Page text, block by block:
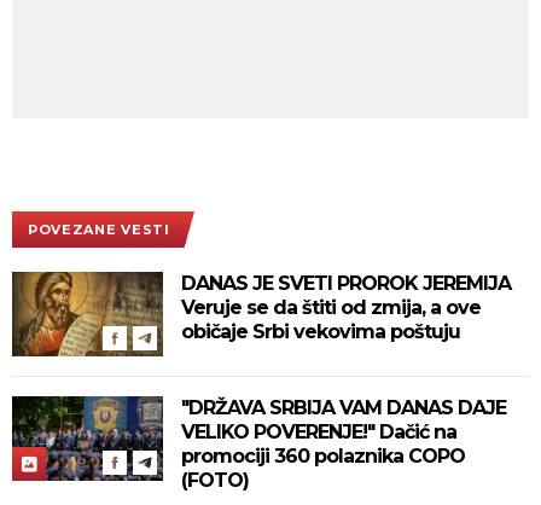
POVEZANE VESTI
DANAS JE SVETI PROROK JEREMIJA
Veruje se da štiti od zmija, a ove
običaje Srbi vekovima poštuju
"DRŽAVA SRBIJA VAM DANAS DAJE
VELIKO POVERENJE!" Dačić na
promociji 360 polaznika COPO
(FOTO)